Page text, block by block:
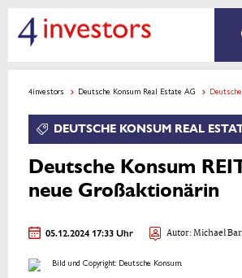
4investors Deutsche Konsum Real Estate AG Deutsche
DEUTSCHE KONSUM REAL
Deutsche Konsum
neue Großaktionärin
05.12.2024 17:33 Uhr Autor:Michael
Bild und Copyright: Deutsche Konsum.